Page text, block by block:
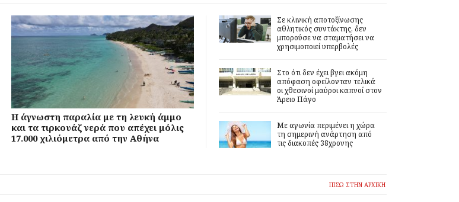
Η άγνωστη παραλία με τη λευκή άμμο
και τα τιρκουάζ νερά που απέχει μόλις
17.000 χιλιόμετρα από την Αθήνα
Σε κλινική αποτοξίνωσης
αθλητικός συντάκτης, δεν
μπορούσε να σταματήσει να
χρησιμοποιεί υπερβολές
Στο ότι δεν έχει βγει ακόμη
απόφαση οφείλονταν τελικά
οι χθεσινοί μαύροι καπνοί στον
Άρειο Πάγο
Με αγωνία περιμένει η χώρα
τη σημερινή ανάρτηση από
τις διακοπές 38χρονης
ΠΙΣΩ ΣΤΗΝ ΑΡΧΙΚΗ